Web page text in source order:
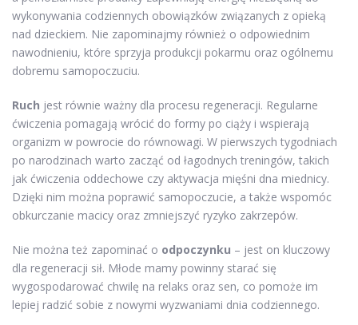
wykonywania codziennych obowiązków związanych z opieką
nad dzieckiem. Nie zapominajmy również o odpowiednim
nawodnieniu, które sprzyja produkcji pokarmu oraz ogólnemu
dobremu samopoczuciu.
Ruch jest równie ważny dla procesu regeneracji. Regularne
ćwiczenia pomagają wrócić do formy po ciąży i wspierają
organizm w powrocie do równowagi. W pierwszych tygodniach
po narodzinach warto zacząć od łagodnych treningów, takich
jak ćwiczenia oddechowe czy aktywacja mięśni dna miednicy.
Dzięki nim można poprawić samopoczucie, a także wspomóc
obkurczanie macicy oraz zmniejszyć ryzyko zakrzepów.
Nie można też zapominać o odpoczynku – jest on kluczowy
dla regeneracji sił. Młode mamy powinny starać się
wygospodarować chwilę na relaks oraz sen, co pomoże im
lepiej radzić sobie z nowymi wyzwaniami dnia codziennego.